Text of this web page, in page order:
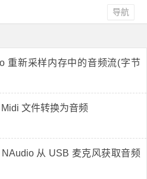
导航
重新采样内存中的音频流(字节
文件转换为音频
从 USB 麦克风获取音频